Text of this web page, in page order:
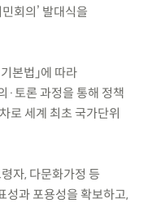
회의’ 발대식을
본법」에 따라
·토론 과정을 통해 정책
로 세계 최초 국가단위
자, 다문화가정 등
성과 포용성을 확보하고,